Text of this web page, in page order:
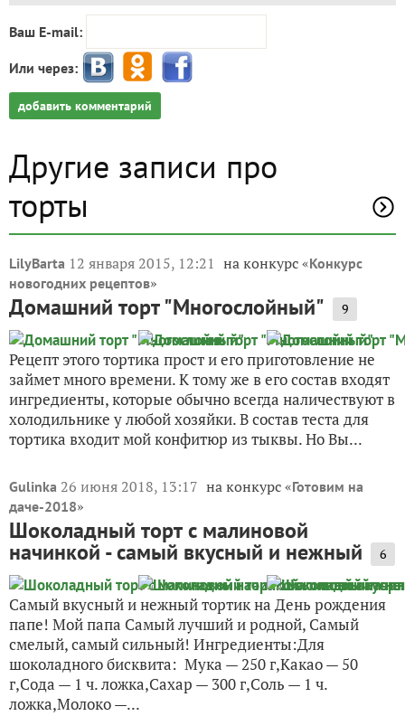
Ваш E-mail:
Или через:
добавить комментарий
Другие записи про
торты
LilyBarta 12 января 2015, 12:21 на конкурс «Конкурс
новогодних рецептов»
Домашний торт "Многослойный" 9
Рецепт этого тортика прост и его приготовление не
займет много времени. К тому же в его состав входят
ингредиенты, которые обычно всегда наличествуют в
холодильнике у любой хозяйки. В состав теста для
тортика входит мой конфитюр из тыквы. Но Вы...
Gulinka 26 июня 2018, 13:17 на конкурс «Готовим на
даче-2018»
Шоколадный торт с малиновой
начинкой - самый вкусный и нежный 6
Самый вкусный и нежный тортик на День рождения
папе! Мой папа Самый лучший и родной, Самый
смелый, самый сильный! Ингредиенты:Для
шоколадного бисквита: Мука — 250 г,Какао — 50
г,Сода — 1 ч. ложка,Сахар — 300 г,Соль — 1 ч.
ложка,Молоко —...